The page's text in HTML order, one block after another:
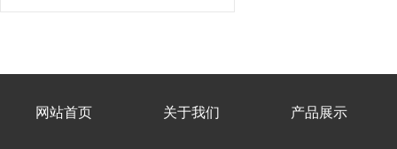
网站首页 关于我们 产品展示